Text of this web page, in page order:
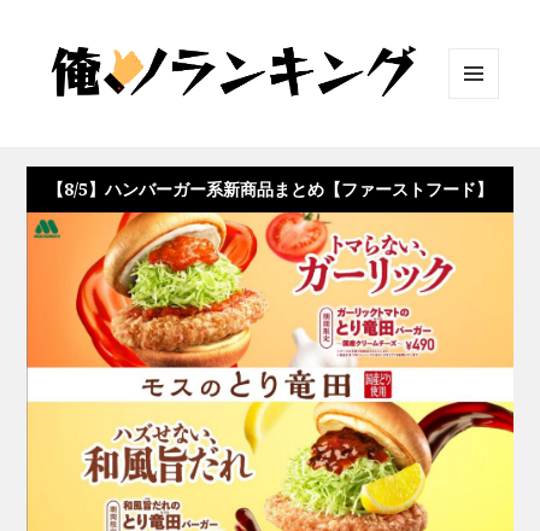
ット
【8/5】ハンバーガー系新商品まとめ【ファーストフード】